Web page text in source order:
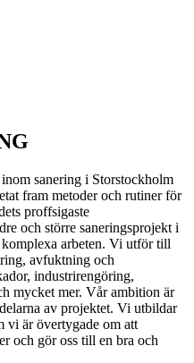
sanering i Storstockholm
fram metoder och rutiner för
proffsigaste
och större saneringsprojekt i
arbeten. Vi utför till
avfuktning och
industrirengöring,
mycket mer. Vår ambition är
av projektet. Vi utbildar
vi är övertygade om att
och gör oss till en bra och